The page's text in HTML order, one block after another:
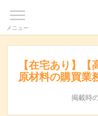
メニュー
【在宅あり】
原材料の購買業
掲載時